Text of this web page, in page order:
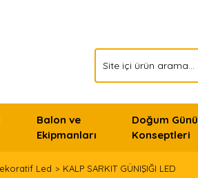
Balon ve
Ekipmanları
Doğum Günü
Konseptleri
Led KALP SARKIT GÜNIŞIĞI LED